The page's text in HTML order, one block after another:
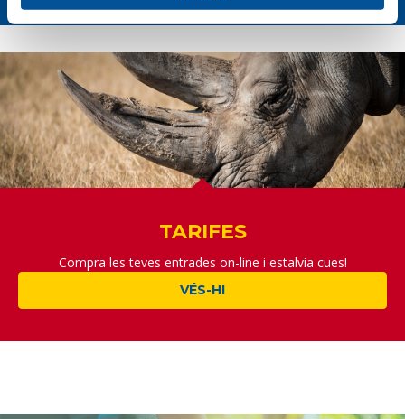
TARIFES
Compra les teves entrades on-line i estalvia cues!
VÉS-HI